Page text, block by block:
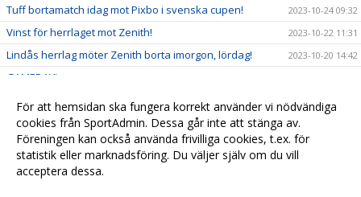
Tuff bortamatch idag mot Pixbo i svenska cupen! 2023-10-24 09:32
Vinst för herrlaget mot Zenith! 2023-10-22 11:31
Lindås herrlag möter Zenith borta imorgon, lördag! 2023-10-20 14:42
GAMEDAY!
Lindås möter Pixbo på onsdag i svenska cupen! 2023-10-16 07:58
Storseger för Lindås herrlag! 2023-10-15 12:19
Inför matchen med Calebsson! 2023-10-13 18:39
För att hemsidan ska fungera korrekt använder vi nödvändiga
cookies från SportAdmin. Dessa går inte att stänga av.
Föreningen kan också använda frivilliga cookies, t.ex. för
statistik eller marknadsföring. Du väljer själv om du vill
acceptera dessa.